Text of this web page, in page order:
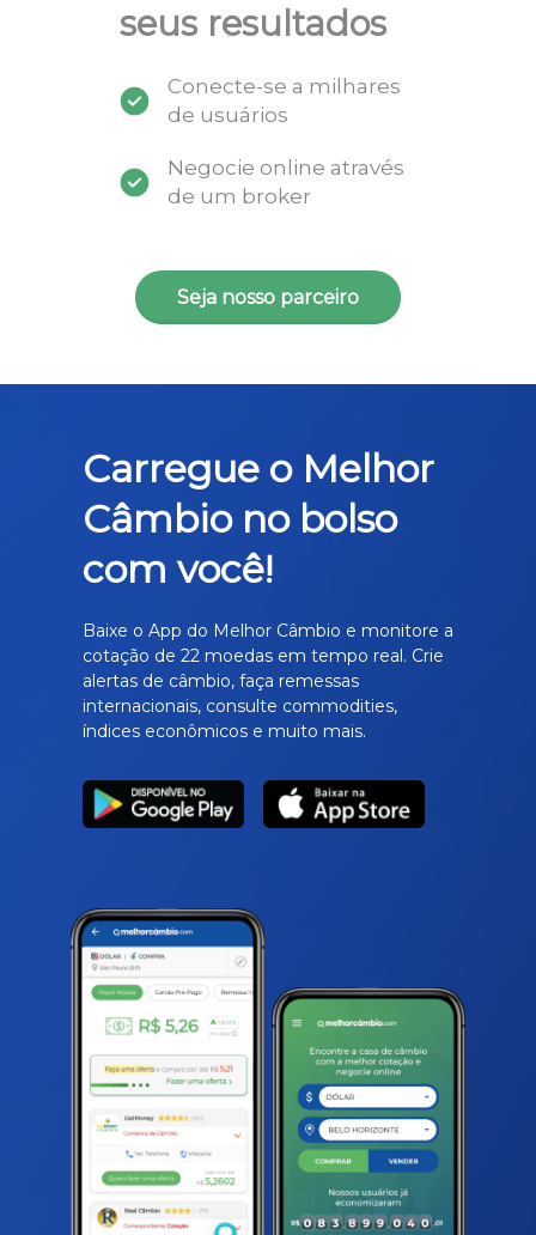
seus resultados
Conecte-se a milhares
de usuários
Negocie online através
de um broker
Seja nosso parceiro
Carregue o Melhor
Câmbio no bolso
com você!
Baixe o App do Melhor Câmbio e monitore a
cotação de 22 moedas em tempo real. Crie
alertas de câmbio, faça remessas
internacionais, consulte commodities,
índices econômicos e muito mais.